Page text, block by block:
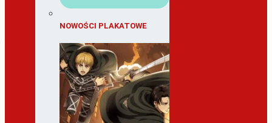
NOWOŚCI PLAKATOWE